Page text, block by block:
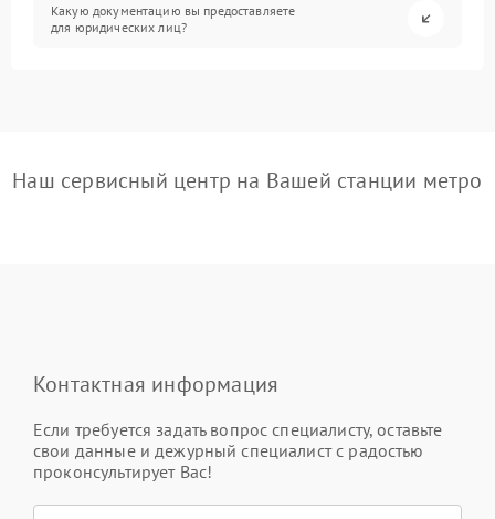
Какую документацию вы предоставляете
для юридических лиц?
Наш сервисный центр на Вашей станции метро
Контактная информация
Если требуется задать вопрос специалисту, оставьте
свои данные и дежурный специалист с радостью
проконсультирует Вас!